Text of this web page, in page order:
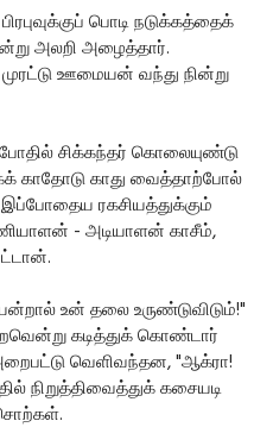
பொடி நடுக்கத்தைக்
அலறி அழைத்தார்.
ஊமையன் வந்து நின்று
போதில் சிக்கந்தர் கொலையுண்டு
காதோடு காது வைத்தாற்போல்
இப்போதைய ரகசியத்துக்கும்
- அடியாளன் காசீம்,
உன் தலை உருண்டுவிடும்!"
கடித்துக் கொண்டார்
வெளிவந்தன, "ஆக்ரா!
நிறுத்திவைத்துக் கசையடி